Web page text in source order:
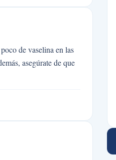
de vaselina en las
asegúrate de que